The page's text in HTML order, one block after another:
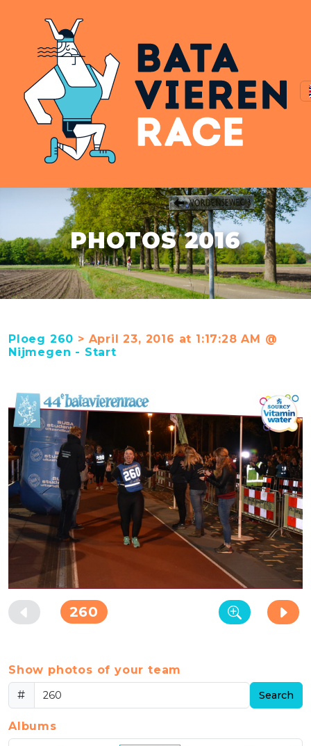
PHOTOS 2016
Ploeg 260 > April 23, 2016 at 1:17:28 AM @
Nijmegen - Start
260
Show photos of your team
#
Search
Albums